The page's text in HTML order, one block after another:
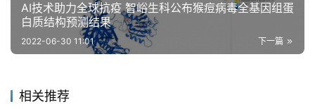
AI技术助力全球抗疫 智峪生科公布猴痘病毒全基因组蛋
白质结构预测结果
下一篇
2022-06-30 11:01
相关推荐